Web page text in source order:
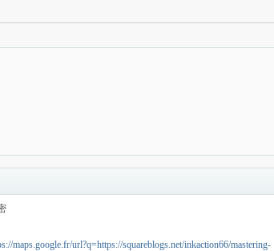
maps.google.fr/url?q=https://squareblogs.net/inkaction66/mastering-